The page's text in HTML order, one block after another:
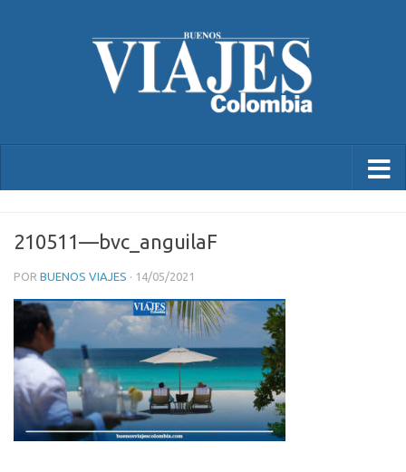
210511—bvc_anguilaF
POR BUENOS VIAJES · 14/05/2021